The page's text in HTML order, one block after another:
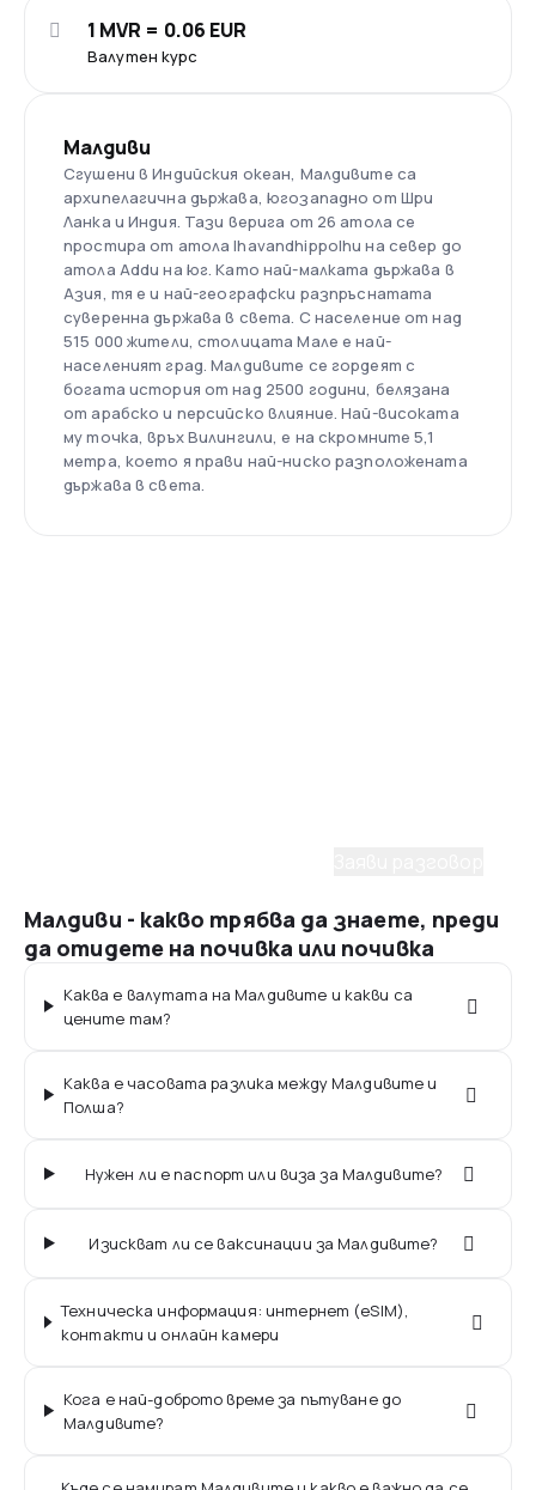
Валутен курс
1 MVR = 0.06 EUR
Малдиви
Сгушени в Индийския океан, Малдивите са
архипелагична държава, югозападно от Шри
Ланка и Индия. Тази верига от 26 атола се
простира от атола Ihavandhippolhu на север до
атола Addu на юг. Като най-малката държава в
Азия, тя е и най-географски разпръснатата
суверенна държава в света. С население от над
515 000 жители, столицата Мале е най-
населеният град. Малдивите се гордеят с
богата история от над 2500 години, белязана
от арабско и персийско влияние. Най-високата
му точка, връх Вилингили, е на скромните 5,1
метра, което я прави най-ниско разположената
държава в света.
Малдиви - какво трябва да знаете, преди
да отидете на почивка или почивка
Каква е валутата на Малдивите и какви са
цените там?
Каква е часовата разлика между Малдивите и
Полша?
Нужен ли е паспорт или виза за Малдивите?
Изискват ли се ваксинации за Малдивите?
Техническа информация: интернет (eSIM),
контакти и онлайн камери
Кога е най-доброто време за пътуване до
Малдивите?